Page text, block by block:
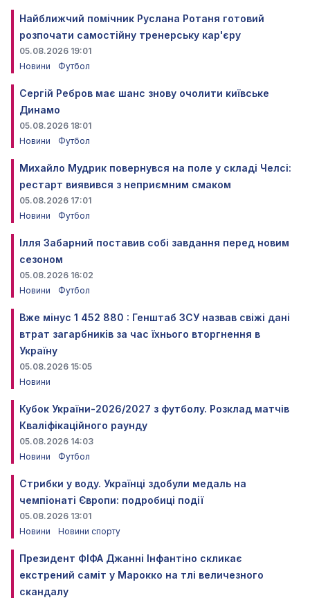
Найближчий помічник Руслана Ротаня готовий
розпочати самостійну тренерську кар'єру
05.08.2026 19:01
Новини
Футбол
Сергій Ребров має шанс знову очолити київське
Динамо
05.08.2026 18:01
Новини
Футбол
Михайло Мудрик повернувся на поле у складі Челсі:
рестарт виявився з неприємним смаком
05.08.2026 17:01
Новини
Футбол
Ілля Забарний поставив собі завдання перед новим
сезоном
05.08.2026 16:02
Новини
Футбол
Вже мінус 1 452 880 : Генштаб ЗСУ назвав свіжі дані
втрат загарбників за час їхнього вторгнення в
Україну
05.08.2026 15:05
Новини
Кубок України-2026/2027 з футболу. Розклад матчів
Кваліфікаційного раунду
05.08.2026 14:03
Новини
Футбол
Стрибки у воду. Українці здобули медаль на
чемпіонаті Європи: подробиці події
05.08.2026 13:01
Новини
Новини спорту
Президент ФІФА Джанні Інфантіно скликає
екстрений саміт у Марокко на тлі величезного
скандалу